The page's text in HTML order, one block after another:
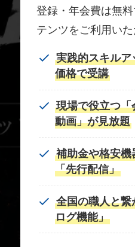
登録・年会費は無
テンツをご利用いた
実践的スキル
価格で受講
現場で役立つ
動画」が見放題
補助金や格安
「先行配信」
全国の職人と
ログ機能」